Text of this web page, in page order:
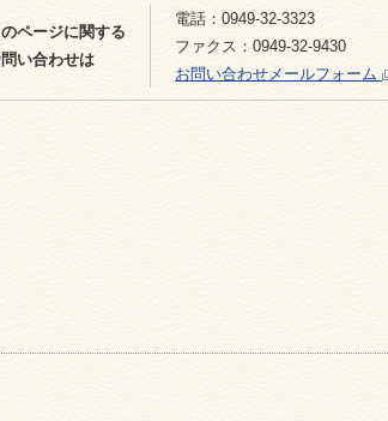
ページに関する
い合わせは
電話：0949-32-3323
ファクス：0949-32-9430
お問い合わせメールフォーム